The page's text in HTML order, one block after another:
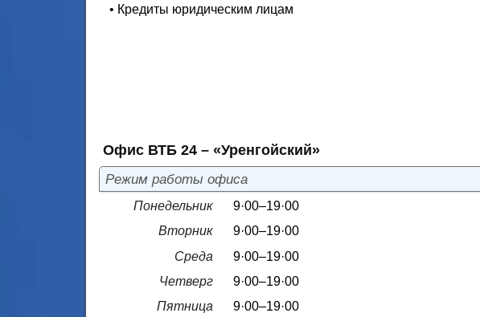
• Кредиты юридическим лицам
Офис ВТБ 24 – «Уренгойский»
Режим работы офиса
Понедельник
9·00–19·00
Вторник
9·00–19·00
Среда
9·00–19·00
Четверг
9·00–19·00
Пятница
9·00–19·00